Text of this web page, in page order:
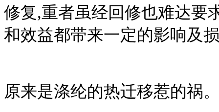
修复,重者虽经回修也难达要
和效益都带来一定的影响及
原来是涤纶的热迁移惹的祸